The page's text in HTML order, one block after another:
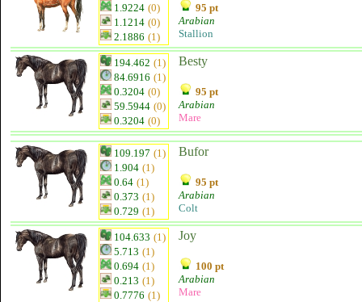
1.9224 (0)
1.1214 (0)
2.1886 (1)
95 pt
Arabian
Stallion
194.462 (1)
84.6916 (1)
0.3204 (0)
59.5944 (0)
0.3204 (0)
Besty
95 pt
Arabian
Mare
109.197 (1)
1.904 (1)
0.64 (1)
0.373 (1)
0.729 (1)
Bufor
95 pt
Arabian
Colt
104.633 (1)
5.713 (1)
0.694 (1)
0.213 (1)
0.7776 (1)
Joy
100 pt
Arabian
Mare